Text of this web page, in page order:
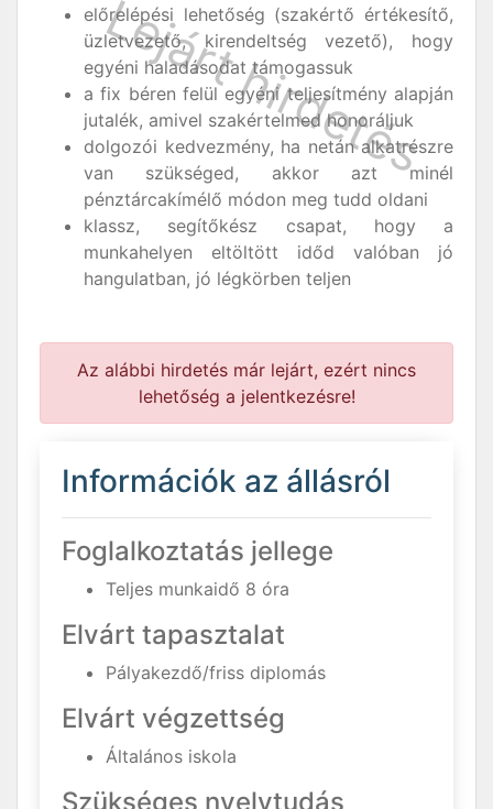
előrelépési lehetőség (szakértő értékesítő,
üzletvezető, kirendeltség vezető), hogy
egyéni haladásodat támogassuk
a fix béren felül egyéni teljesítmény alapján
jutalék, amivel szakértelmed honoráljuk
dolgozói kedvezmény, ha netán alkatrészre
van szükséged, akkor azt minél
pénztárcakímélő módon meg tudd oldani
klassz, segítőkész csapat, hogy a
munkahelyen eltöltött időd valóban jó
hangulatban, jó légkörben teljen
Az alábbi hirdetés már lejárt, ezért nincs
lehetőség a jelentkezésre!
Információk az állásról
Foglalkoztatás jellege
Teljes munkaidő 8 óra
Elvárt tapasztalat
Pályakezdő/friss diplomás
Elvárt végzettség
Általános iskola
Szükséges nyelvtudás